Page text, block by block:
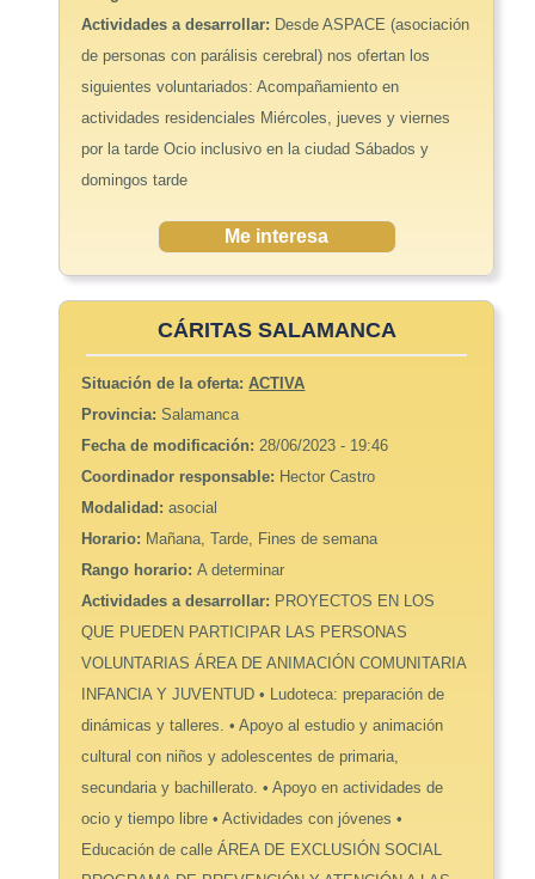
Actividades a desarrollar: Desde ASPACE (asociación
de personas con parálisis cerebral) nos ofertan los
siguientes voluntariados: Acompañamiento en
actividades residenciales Miércoles, jueves y viernes
por la tarde Ocio inclusivo en la ciudad Sábados y
domingos tarde
Me interesa
CÁRITAS SALAMANCA
Situación de la oferta:ACTIVA
Provincia:Salamanca
Fecha de modificación: 28/06/2023 - 19:46
Coordinador responsable: Hector Castro
Modalidad:asocial
Horario: Mañana, Tarde, Fines de semana
Rango horario:A determinar
Actividades a desarrollar: PROYECTOS EN LOS
QUE PUEDEN PARTICIPAR LAS PERSONAS
VOLUNTARIAS ÁREA DE ANIMACIÓN COMUNITARIA
INFANCIA Y JUVENTUD • Ludoteca: preparación de
dinámicas y talleres. • Apoyo al estudio y animación
cultural con niños y adolescentes de primaria,
secundaria y bachillerato. • Apoyo en actividades de
ocio y tiempo libre • Actividades con jóvenes •
Educación de calle ÁREA DE EXCLUSIÓN SOCIAL